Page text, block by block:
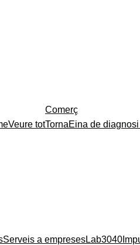
Veure tot
Comerç
TornaEina de
Serveis a empresesLab3040